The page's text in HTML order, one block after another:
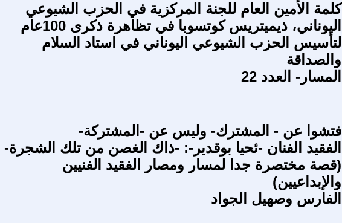
كلمة اﻷمين العام للجنة المركزية في الحزب الشيوعي
اليوناني، ذيميتريس كوتسوبا في تظاهرة ذكرى 100عام
لتأسيس الحزب الشيوعي اليوناني في استاد السلام
والصداقة
المسار- العدد 22
فتشوا عن - المشترك- وليس عن -المشتركة-
الفقيد الفنان -ئحيا بوقدير-: -ذاك الغصن من تلك الشجرة-
(قصة مختصرة جدا لمسار ومصار الفقيد الفنيين
والإبداعيين)
الفارس وصهيل الجواد